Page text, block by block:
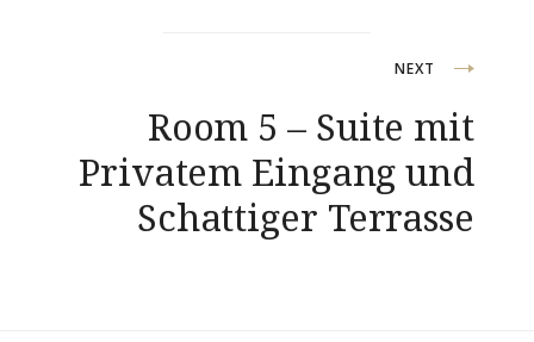
NEXT
Room 5 – Suite mit
Privatem Eingang und
Schattiger Terrasse